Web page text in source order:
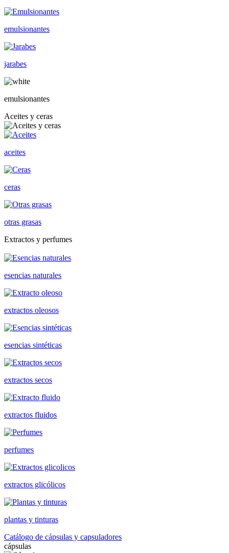
emulsionantes
jarabes
emulsionantes
Aceites y ceras
aceites
ceras
otras grasas
Extractos y perfumes
esencias naturales
extractos oleosos
esencias sintéticas
extractos secos
extractos fluidos
perfumes
extractos glicólicos
plantas y tinturas
Catálogo de cápsulas y capsuladores
cápsulas